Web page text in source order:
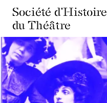
Société d'Histoire
du Théâtre